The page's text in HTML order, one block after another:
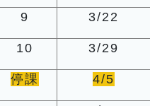
9 3/22
10 3/29
停課 4/5